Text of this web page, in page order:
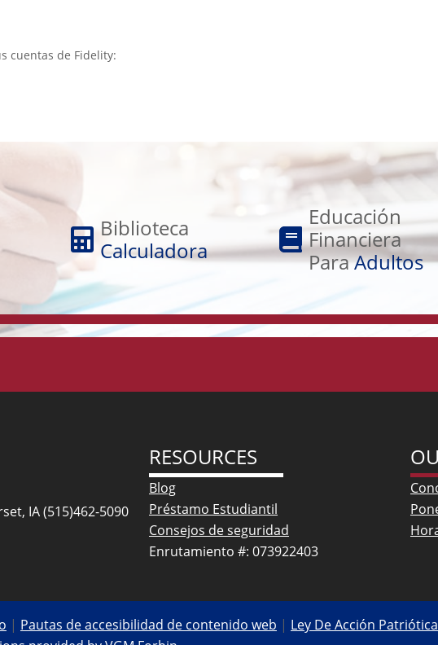
cuentas de Fidelity:
Biblioteca
Calculadora
Biblioteca
Calculadora
Educación
Financiera
ParaAdultos
Educación
Financiera
Para
Adultos
IA (515)462-5090
RESOURCES
Blog
Préstamo Estudiantil
Consejos de seguridad
Enrutamiento #: 073922403
| Pautas de accesibilidad de contenido web | Ley De Acción Patriótica